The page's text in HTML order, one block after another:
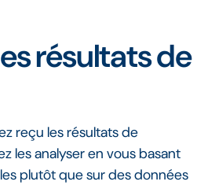
résultats de
reçu les résultats de
les analyser en vous basant
plutôt que sur des données